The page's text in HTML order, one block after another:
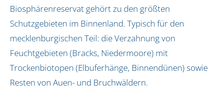
Vor Ort
Biosphärenreservat Flusslandschaft Elbe-
Biosphärenband Schaalsee-Elbe
Dithmarschen
Erfurt
Hamburg
Biosphärenreservat gehört zu den größten
Schutzgebieten im Binnenland. Typisch für den
mecklenburgischen Teil: die Verzahnung von
Feuchtgebieten (Bracks, Niedermoore) mit
Trockenbiotopen (Elbuferhänge, Binnendünen) sowie
Resten von Auen- und Bruchwäldern.